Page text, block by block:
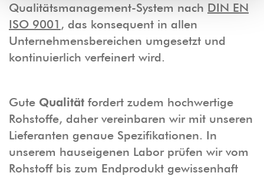
Qualitätsmanagement-System nach DIN EN
ISO 9001 , das konsequent in allen
Unternehmensbereichen umgesetzt und
kontinuierlich verfeinert wird.
Gute Qualität fordert zudem hochwertige
Rohstoffe, daher vereinbaren wir mit unseren
Lieferanten genaue Spezifikationen. In
unserem hauseigenen Labor prüfen wir vom
Rohstoff bis zum Endprodukt gewissenhaft